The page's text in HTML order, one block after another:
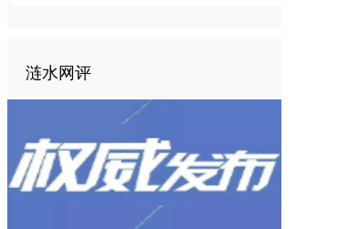
涟水网评